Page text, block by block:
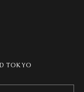
TOKYO